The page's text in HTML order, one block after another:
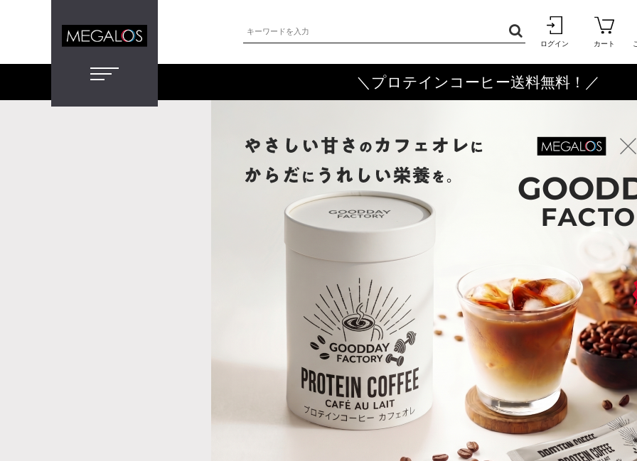
ログイン カート
＼プロテインコーヒー送料無料！／